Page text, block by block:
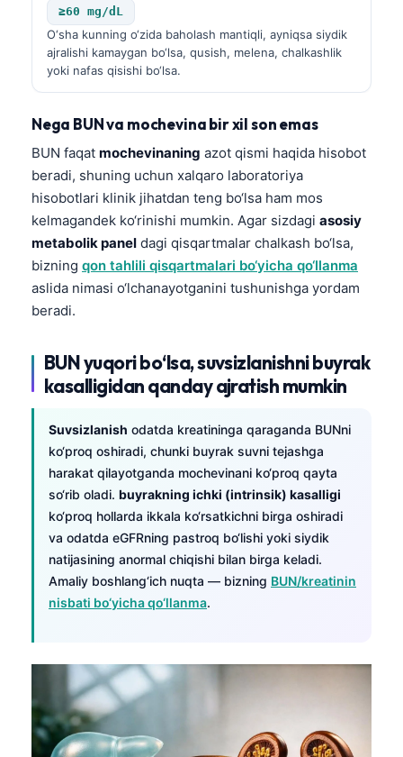
≥60 mg/dL
O‘sha kunning o‘zida baholash mantiqli, ayniqsa siydik
ajralishi kamaygan bo‘lsa, qusish, melena, chalkashlik
yoki nafas qisishi bo‘lsa.
Nega BUN va mochevina bir xil son emas
BUN faqat mochevinaning azot qismi haqida hisobot
beradi, shuning uchun xalqaro laboratoriya
hisobotlari klinik jihatdan teng bo‘lsa ham mos
kelmagandek ko‘rinishi mumkin. Agar sizdagi asosiy
metabolik panel dagi qisqartmalar chalkash bo‘lsa,
bizning qon tahlili qisqartmalari bo‘yicha qo‘llanma
aslida nimasi o‘lchanayotganini tushunishga yordam
beradi.
BUN yuqori bo‘lsa, suvsizlanishni buyrak
kasalligidan qanday ajratish mumkin
Suvsizlanish odatda kreatininga qaraganda BUNni
ko‘proq oshiradi, chunki buyrak suvni tejashga
harakat qilayotganda mochevinani ko‘proq qayta
so‘rib oladi. buyrakning ichki (intrinsik) kasalligi
ko‘proq hollarda ikkala ko‘rsatkichni birga oshiradi
va odatda eGFRning pastroq bo‘lishi yoki siydik
natijasining anormal chiqishi bilan birga keladi.
Amaliy boshlang‘ich nuqta — bizning BUN/kreatinin
nisbati bo‘yicha qo‘llanma.